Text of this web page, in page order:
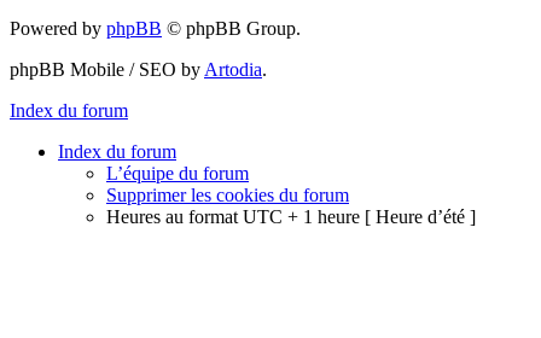
Powered by phpBB © phpBB Group.
phpBB Mobile / SEO by Artodia.
Index du forum
Index du forum
L’équipe du forum
Supprimer les cookies du forum
Heures au format UTC + 1 heure [ Heure d’été ]